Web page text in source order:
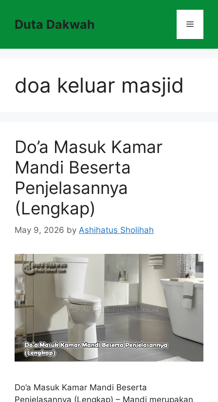
contentDuta Dakwah Menu
doa keluar masjid
Do’a Masuk Kamar
Mandi Beserta
Penjelasannya
(Lengkap)
May 9, 2026 by Ashihatus Sholihah
Do’a Masuk Kamar Mandi Beserta
Penjelasannya (Lengkap) – Mandi merupakan